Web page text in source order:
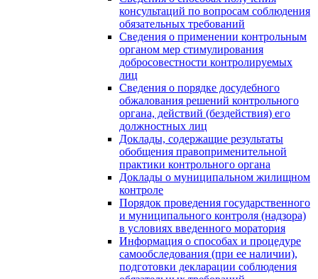
консультаций по вопросам соблюдения
обязательных требований
Сведения о применении контрольным
органом мер стимулирования
добросовестности контролируемых
лиц
Сведения о порядке досудебного
обжалования решений контрольного
органа, действий (бездействия) его
должностных лиц
Доклады, содержащие результаты
обобщения правоприменительной
практики контрольного органа
Доклады о муниципальном жилищном
контроле
Порядок проведения государственного
и муниципального контроля (надзора)
в условиях введенного моратория
Информация о способах и процедуре
самообследования (при ее наличии),
подготовки декларации соблюдения